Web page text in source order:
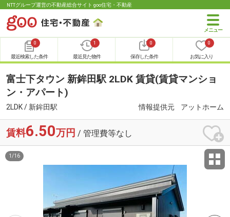
NTTグループ運営の不動産総合サイト goo住宅・不動産
0
最近検索した条件
1
最近見た物件
0
保存した条件
0
お気に入り
富士下タウン 新鉾田駅 2LDK 賃貸(賃貸マンショ
ン・アパート)
2LDK / 新鉾田駅 情報提供元 アットホーム
賃料6.50万円 / 管理費等なし
1 /16